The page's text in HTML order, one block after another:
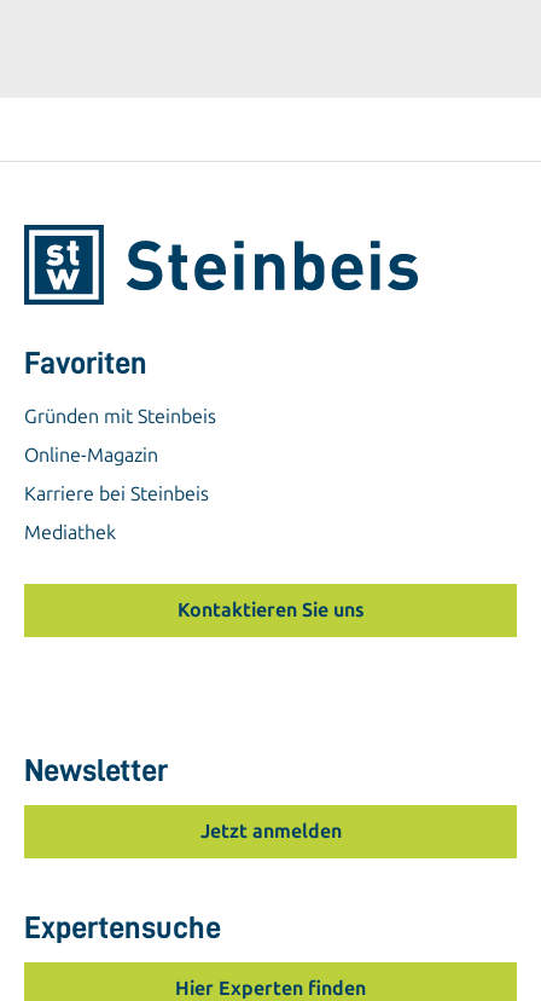
Favoriten
Gründen mit Steinbeis
Online-Magazin
Karriere bei Steinbeis
Mediathek
Kontaktieren Sie uns
Newsletter
Jetzt anmelden
Expertensuche
Hier Experten finden